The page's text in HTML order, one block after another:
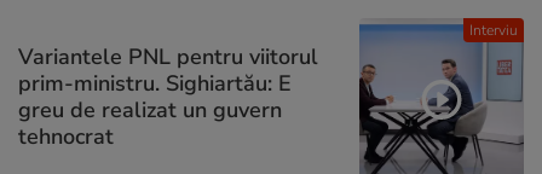
Interviu
Variantele PNL pentru viitorul
prim-ministru. Sighiartău: E
greu de realizat un guvern
tehnocrat